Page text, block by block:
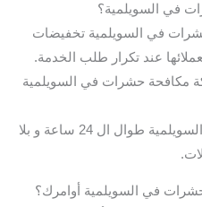
في السويلمية؟
في السويلمية تخفيضات
عند تكرار طلب الخدمة.
مكافحة حشرات في السويلمية
تعمل شركة مكافحة حشرات في السويلمية طوال ال 24 ساعة و بلا
في السويلمية أوامرك؟